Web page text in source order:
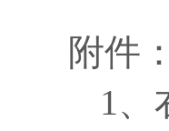
附件：
1、